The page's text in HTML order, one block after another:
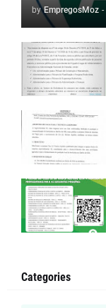
by EmpregosMoz -
Categories